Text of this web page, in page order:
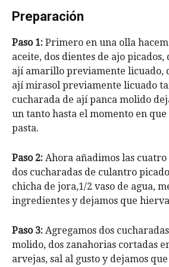
Preparación
Paso 1: Primero en una olla
aceite, dos dientes de ajo picados,
ají amarillo previamente licuado,
ají mirasol previamente licuado
cucharada de ají panca molido
un tanto hasta el momento en
pasta.
Paso 2: Ahora añadimos las
dos cucharadas de culantro
chicha de jora,1/2 vaso de agua,
ingredientes y dejamos que
Paso 3: Agregamos dos
molido, dos zanahorias cortadas
arvejas, sal al gusto y dejamos